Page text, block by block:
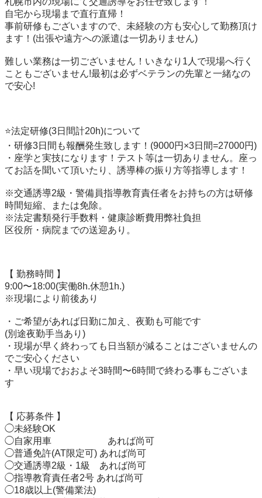
自宅から現場まで直行直帰！
事前研修もございますので、未経験の方も安心して勤務頂け
ます！(出張や遠方への派遣は一切ありません)
難しい業務は一切ございません！いきなり1人で現場へ行く
こともございません!最初は必ずベテランの先輩と一緒なの
で安心!
⭐️法定研修(3日間計20h)について
・研修3日間も報酬発生致します！(9000円×3日間=27000円)
・座学と実技になります！テスト等は一切ありません。座っ
てお話を聞いて頂いたり、誘導棒の振り方等指導します！
※交通誘導2級・警備員指導教育責任者をお持ちの方は研修
時間短縮、または免除。
※法定書類発行手数料・健康診断費用弊社負担
区役所・病院までの送迎あり。
【 勤務時間 】
9:00〜18:00(実働8h.休憩1h.)
※現場により前後あり
・ご希望があれば日勤に加え、夜勤も可能です
(別途夜勤手当あり)
・現場が早く終わっても日当額が減ることはございませんの
でご安心ください
・早い現場でおおよそ3時間〜6時間で終わる事もございま
す
【 応募条件 】
◯未経験OK
◯自家用車　　　　　　あれば尚可
◯普通免許(AT限定可) あれば尚可
◯交通誘導2級・1級　あれば尚可
◯指導教育責任者2号 あれば尚可
◯18歳以上(警備業法)